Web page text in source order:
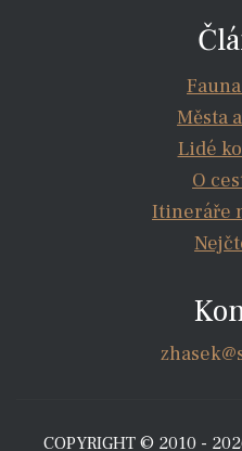
Města
Lidé
O
Itineráře
COPYRIGHT © 2010 -